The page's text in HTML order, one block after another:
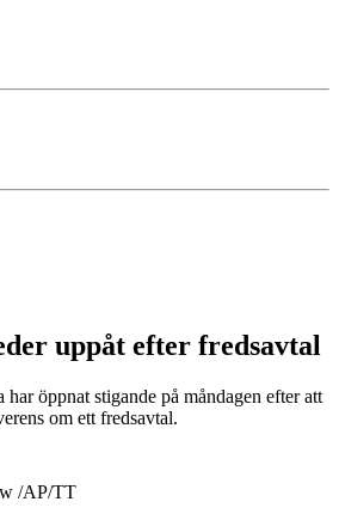
uppåt efter fredsavtal
har öppnat stigande på måndagen efter att
om ett fredsavtal.
/AP/TT